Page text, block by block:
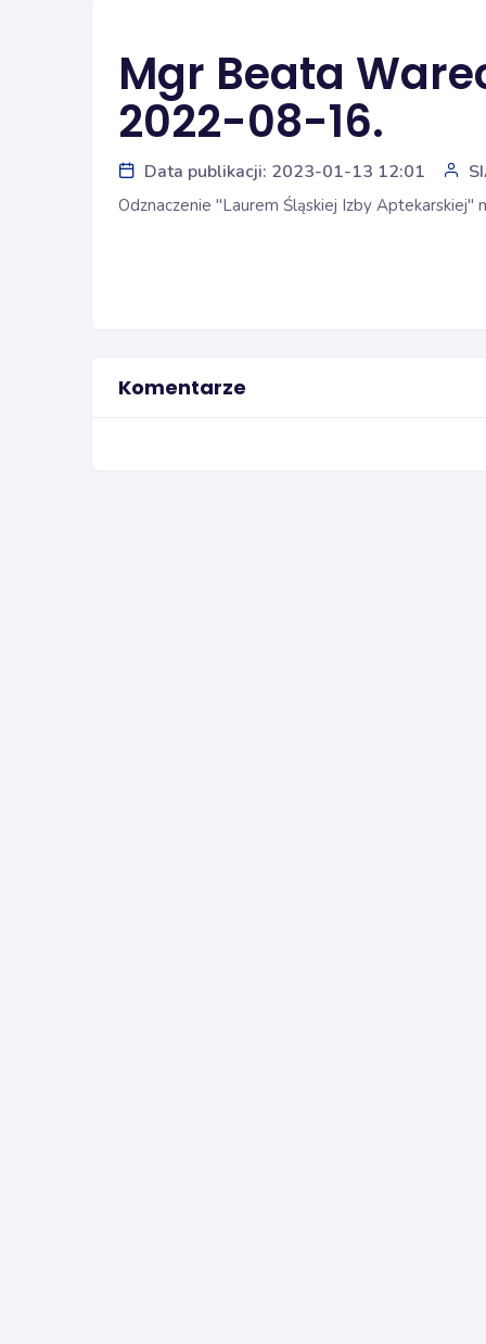
Mgr Beata
2022-08-16.
Data publikacji: 2023-01-13 12:01
Odznaczenie "Laurem Śląskiej Izby
Komentarze